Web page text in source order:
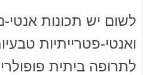
לשום יש תכונות אנטי-
ואנטי-פטרייתיות
לתרופה ביתית